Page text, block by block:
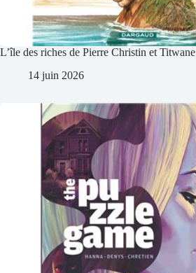
L’île des riches de Pierre Christin et Titwane
14 juin 2026